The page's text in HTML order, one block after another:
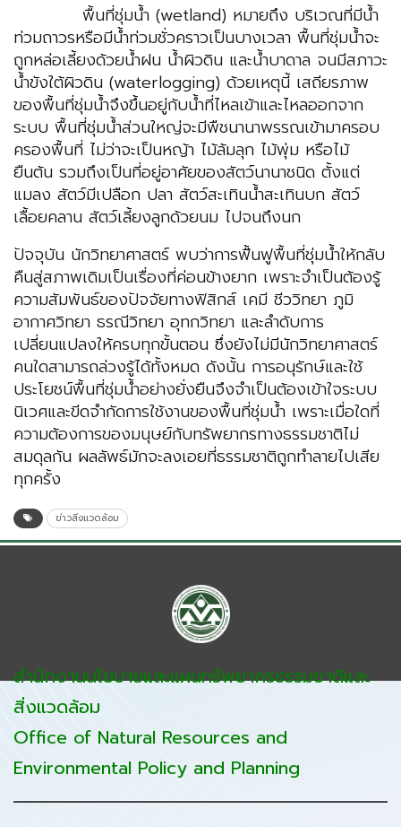
พื้นที่ชุ่มน้ำ (wetland) หมายถึง บริเวณที่มีน้ำ
ท่วมถาวรหรือมีน้ำท่วมชั่วคราวเป็นบางเวลา พื้นที่ชุ่มน้ำจะ
ถูกหล่อเลี้ยงด้วยน้ำฝน น้ำผิวดิน และน้ำบาดาล จนมีสภาวะ
น้ำขังใต้ผิวดิน (waterlogging) ด้วยเหตุนี้ เสถียรภาพ
ของพื้นที่ชุ่มน้ำจึงขึ้นอยู่กับน้ำที่ไหลเข้าและไหลออกจาก
ระบบ พื้นที่ชุ่มน้ำส่วนใหญ่จะมีพืชนานาพรรณเข้ามาครอบ
ครองพื้นที่ ไม่ว่าจะเป็นหญ้า ไม้ล้มลุก ไม้พุ่ม หรือไม้
ยืนต้น รวมถึงเป็นที่อยู่อาศัยของสัตว์นานาชนิด ตั้งแต่
แมลง สัตว์มีเปลือก ปลา สัตว์สะเทินน้ำสะเทินบก สัตว์
เลื้อยคลาน สัตว์เลี้ยงลูกด้วยนม ไปจนถึงนก
ปัจจุบัน นักวิทยาศาสตร์ พบว่าการฟื้นฟูพื้นที่ชุ่มน้ำให้กลับ
คืนสู่สภาพเดิมเป็นเรื่องที่ค่อนข้างยาก เพราะจำเป็นต้องรู้
ความสัมพันธ์ของปัจจัยทางฟิสิกส์ เคมี ชีววิทยา ภูมิ
อากาศวิทยา ธรณีวิทยา อุทกวิทยา และลำดับการ
เปลี่ยนแปลงให้ครบทุกขั้นตอน ซึ่งยังไม่มีนักวิทยาศาสตร์
คนใดสามารถล่วงรู้ได้ทั้งหมด ดังนั้น การอนุรักษ์และใช้
ประโยชน์พื้นที่ชุ่มน้ำอย่างยั่งยืนจึงจำเป็นต้องเข้าใจระบบ
นิเวศและขีดจำกัดการใช้งานของพื้นที่ชุ่มน้ำ เพราะเมื่อใดที่
ความต้องการของมนุษย์กับทรัพยากรทางธรรมชาติไม่
สมดุลกัน ผลลัพธ์มักจะลงเอยที่ธรรมชาติถูกทำลายไปเสีย
ทุกครั้ง
ข่าวสิ่งแวดล้อม
สำนักงานนโยบายและแผนทรัพยากรธรรมชาติและ
สิ่งแวดล้อม
Office of Natural Resources and
Environmental Policy and Planning